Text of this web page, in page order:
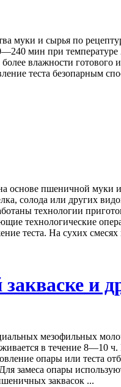
муки и сырья по
мин при
влажности
теста безопарным
основе пшеничной
солода или других
технологии
технологические
теста. На сухих смесях
и
мезофильных
в течение 8—10
опары или теста
замеса опары
заквасок ...